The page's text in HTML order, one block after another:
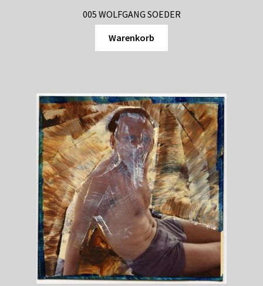
005 WOLFGANG SOEDER
Warenkorb